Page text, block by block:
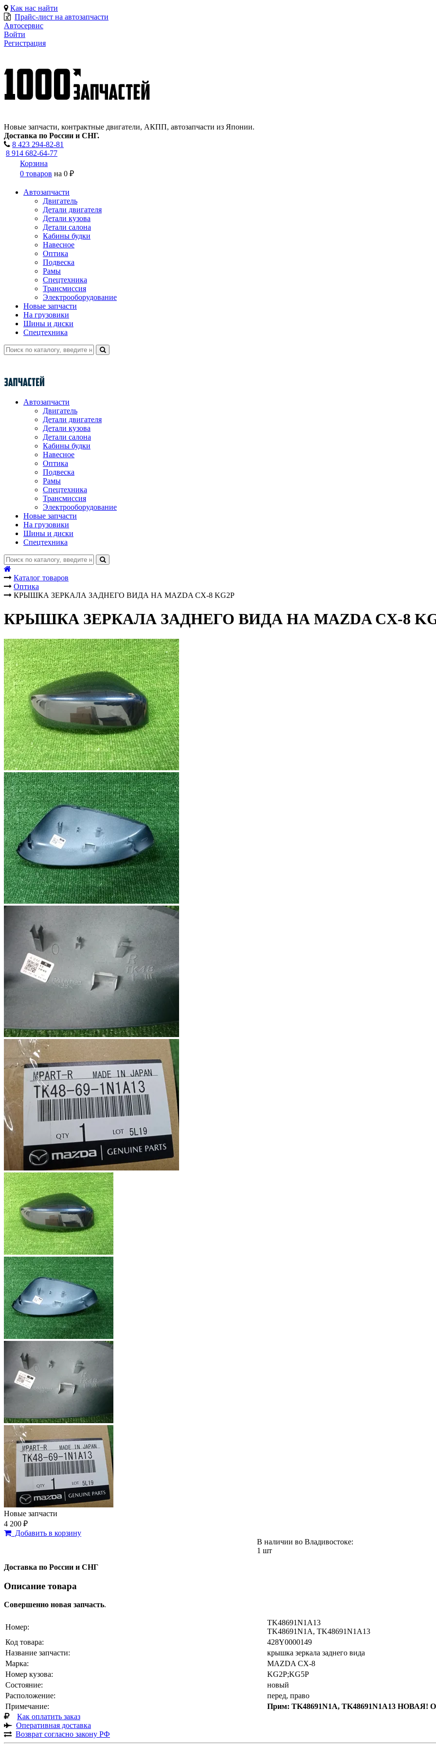
Как нас найти
Прайс-лист на автозапчасти
Автосервис
Войти
Регистрация
Новые запчасти, контрактные двигатели, АКПП, автозапчасти из Японии.
Доставка по России и СНГ.
8 423 294-82-81
8 914 682-64-77
Корзина
0 товаров на 0 ₽
Автозапчасти
Двигатель
Детали двигателя
Детали кузова
Детали салона
Кабины будки
Навесное
Оптика
Подвеска
Рамы
Спецтехника
Трансмиссия
Электрооборудование
Новые запчасти
На грузовики
Шины и диски
Спецтехника
Автозапчасти
Двигатель
Детали двигателя
Детали кузова
Детали салона
Кабины будки
Навесное
Оптика
Подвеска
Рамы
Спецтехника
Трансмиссия
Электрооборудование
Новые запчасти
На грузовики
Шины и диски
Спецтехника
Каталог товаров
Оптика
КРЫШКА ЗЕРКАЛА ЗАДНЕГО ВИДА НА MAZDA CX-8 KG2P
КРЫШКА ЗЕРКАЛА ЗАДНЕГО ВИДА НА MAZDA CX-8
Новые запчасти
4 200 ₽
Добавить в корзину
В наличии во Владивостоке:
1 шт
Доставка по России и СНГ
Описание товара
Совершенно новая запчасть.
Номер:
TK48691N1A13
TK48691N1A, TK48691N1A13
Код товара:
428Y0000149
Название запчасти:
крышка зеркала заднего вида
Марка:
MAZDA CX-8
Номер кузова:
KG2P;KG5P
Состояние:
новый
Расположение:
перед, право
Примечание:
Прим: TK48691N1A, TK48691N1A13 НОВАЯ!
Как оплатить заказ
Оперативная доставка
Возврат согласно закону РФ